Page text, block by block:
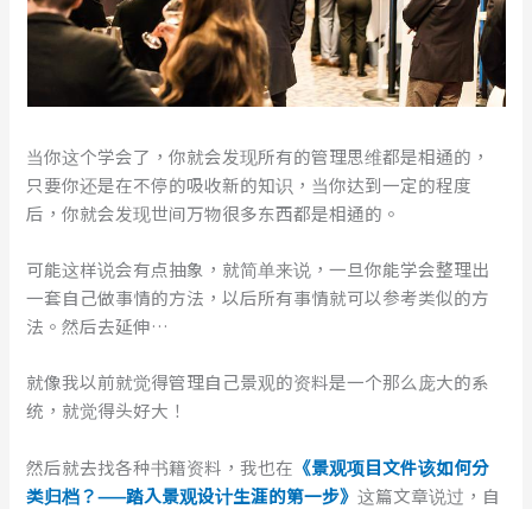
当你这个学会了，你就会发现所有的管理思维都是相通的，
只要你还是在不停的吸收新的知识，当你达到一定的程度
后，你就会发现世间万物很多东西都是相通的。
可能这样说会有点抽象，就简单来说，一旦你能学会整理出
一套自己做事情的方法，以后所有事情就可以参考类似的方
法。然后去延伸…
就像我以前就觉得管理自己景观的资料是一个那么庞大的系
统，就觉得头好大！
然后就去找各种书籍资料，我也在 《景观项目文件该如何分
类归档？——踏入景观设计生涯的第一步》这篇文章说过，自